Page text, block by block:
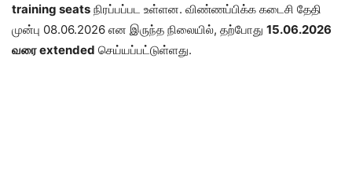
training seats நிரப்பப்பட உள்ளன. விண்ணப்பிக்க கடைசி தேதி
முன்பு 08.06.2026 என இருந்த நிலையில், தற்போது 15.06.2026
வரை extended செய்யப்பட்டுள்ளது.